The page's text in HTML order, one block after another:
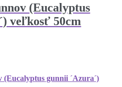
(Eucalyptus
veľkosť 50cm